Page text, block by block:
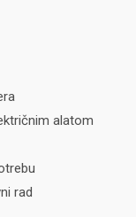
alatom
rad